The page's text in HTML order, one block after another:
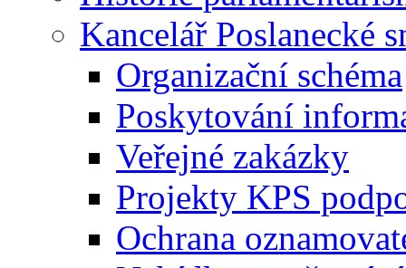
Kancelář Poslanecké
Organizační schéma
Poskytování
Veřejné zakázky
Projekty KPS
Ochrana